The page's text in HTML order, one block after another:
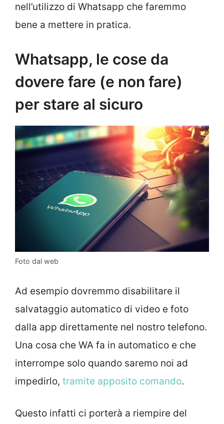
nell’utilizzo di Whatsapp che faremmo
bene a mettere in pratica.
Whatsapp, le cose da
dovere fare (e non fare)
per stare al sicuro
Foto dal web
Ad esempio dovremmo disabilitare il
salvataggio automatico di video e foto
dalla app direttamente nel nostro telefono.
Una cosa che WA fa in automatico e che
interrompe solo quando saremo noi ad
impedirlo, tramite apposito comando.
Questo infatti ci porterà a riempire del